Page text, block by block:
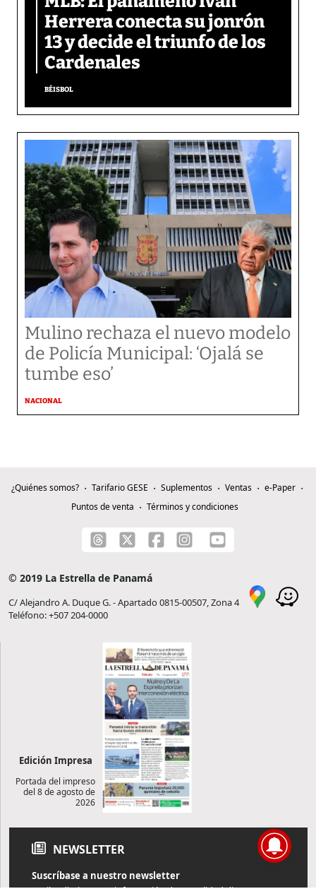
Herrera conecta su jonrón
13 y decide el triunfo de los
Cardenales
BÉISBOL
Mulino rechaza el nuevo modelo
de Policía Municipal: ‘Ojalá se
tumbe eso’
NACIONAL
¿Quiénes somos? Tarifario GESE Suplementos Ventas
e-Paper
Puntos de venta
Términos y condiciones
© 2019 La Estrella de Panamá
C/ Alejandro A. Duque G. - Apartado 0815-00507, Zona 4
Teléfono: +507 204-0000
Edición Impresa
Portada del impreso
del 8 de agosto de
2026
NEWSLETTER
Suscríbase a nuestro newsletter
Reciba diariamente información de actualidad directamente en